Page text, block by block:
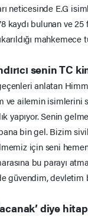
neticesinde E.G
kaydı bulunan ve
mahkemece
senin TC
anlatan
ve ailemin isimlerini
yapıyor. Senin
bin gel. Bizim
için seni
bu parayı
güvendim,
diye